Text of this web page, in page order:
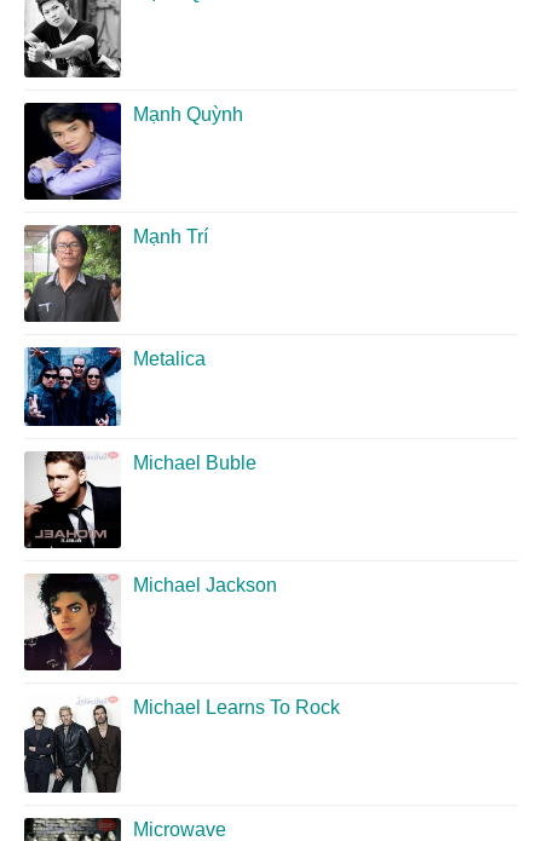
Mạnh Quỳnh
Mạnh Trí
Metalica
Michael Buble
Michael Jackson
Michael Learns To Rock
Microwave